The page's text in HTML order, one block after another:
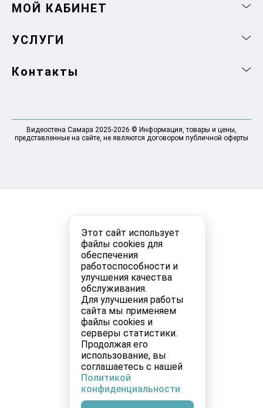
Этот сайт использует
файлы cookies для
обеспечения
работоспособности и
улучшения качества
обслуживания.
Для улучшения работы
сайта мы применяем
файлы cookies и
серверы статистики.
Продолжая его
использование, вы
соглашаетесь с нашей
Политикой
конфиденциальности
МОЙ КАБИНЕТ
УСЛУГИ
Контакты
Видеостена Самара 2025-2026 © Информация, товары и цены,
представленные на сайте, не являются договором публичной оферты